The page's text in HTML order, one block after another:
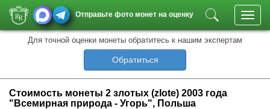
Отправьте фото монет на оценку
Для точной оценки монеты обратитесь к нашим экспертам
Обратиться
Стоимость монеты 2 злотых (zlote) 2003 года
"Всемирная природа - Угорь", Польша